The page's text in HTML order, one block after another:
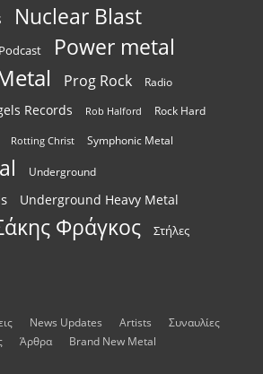
Nuclear Blast
Podcast Power metal
Prog Rock Radio
Records Rob Halford Rock Hard
Rotting Christ Symphonic Metal
Underground
Underground Heavy Metal
Φράγκος Στήλες
News Updates Artists
Συναυλίες
Άρθρα Brand New Metal